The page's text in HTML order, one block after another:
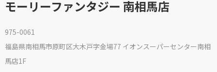
モーリーファンタジー 南相馬店
975-0061
福島県南相馬市原町区大木戸字金場77 イオンスーパーセンター南相
馬店1F